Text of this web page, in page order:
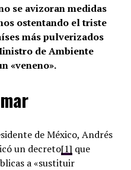
se avizoran medidas
ostentando el triste
más pulverizados
de Ambiente
«veneno».
de México, Andrés
un decreto[1] que
a «sustituir